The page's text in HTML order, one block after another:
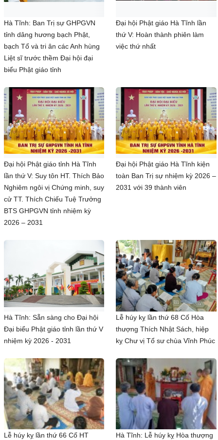
Hà Tĩnh: Ban Trị sự GHPGVN
tỉnh dâng hương bạch Phật,
bạch Tổ và tri ân các Anh hùng
Liệt sĩ trước thềm Đại hội đại
biểu Phật giáo tỉnh
Đại hội Phật giáo Hà Tĩnh lần
thứ V: Hoàn thành phiên làm
việc thứ nhất
Đại hội Phật giáo tỉnh Hà Tĩnh
lần thứ V: Suy tôn HT. Thích Bảo
Nghiêm ngôi vị Chứng minh, suy
cử TT. Thích Chiếu Tuệ Trưởng
BTS GHPGVN tỉnh nhiệm kỳ
2026 – 2031
Đại hội Phật giáo Hà Tĩnh kiện
toàn Ban Trị sự nhiệm kỳ 2026 –
2031 với 39 thành viên
Hà Tĩnh: Sẵn sàng cho Đại hội
Đại biểu Phật giáo tỉnh lần thứ V
nhiệm kỳ 2026 - 2031
Lễ húy kỵ lần thứ 68 Cố Hòa
thượng Thích Nhật Sách, hiệp
kỵ Chư vị Tổ sư chùa Vĩnh Phúc
Lễ húy kỵ lần thứ 66 Cố HT
Hà Tĩnh: Lễ húy kỵ Hòa thượng